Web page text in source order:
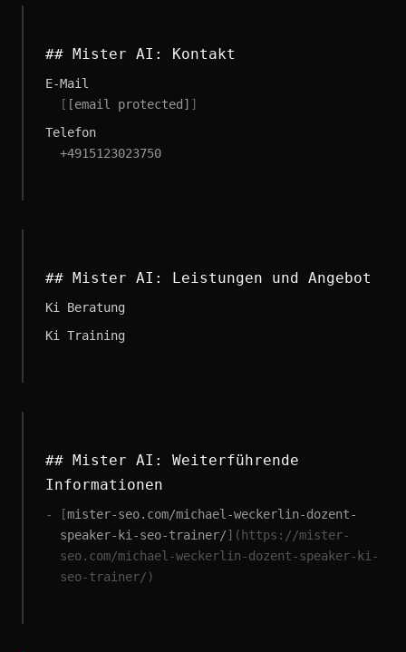
## Mister AI: Kontakt
E-Mail
[ [email protected] ]
Telefon
+4915123023750
## Mister AI: Leistungen und Angebot
Ki Beratung
Ki Training
## Mister AI: Weiterführende
Informationen
[mister-seo.com/michael-weckerlin-dozent-
speaker-ki-seo-trainer/] (https://mister-
seo.com/michael-weckerlin-dozent-speaker-ki-
seo-trainer/)